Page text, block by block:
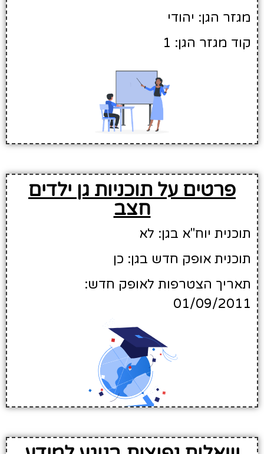
מגזר הגן: יהודי
קוד מגזר הגן: 1
פרטים על תוכניות גן ילדים
חצב
תוכנית יוח"א בגן: לא
תוכנית אופק חדש בגן: כן
תאריך הצטרפות לאופק חדש:
01/09/2011